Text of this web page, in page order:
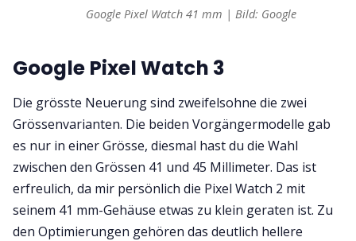
Google Pixel Watch 41 mm | Bild: Google
Google Pixel Watch 3
Die grösste Neuerung sind zweifelsohne die zwei
Grössenvarianten. Die beiden Vorgängermodelle gab
es nur in einer Grösse, diesmal hast du die Wahl
zwischen den Grössen 41 und 45 Millimeter. Das ist
erfreulich, da mir persönlich die Pixel Watch 2 mit
seinem 41 mm-Gehäuse etwas zu klein geraten ist. Zu
den Optimierungen gehören das deutlich hellere